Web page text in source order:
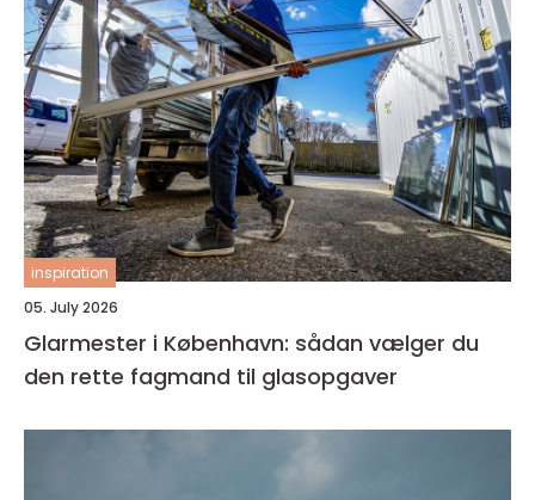
inspiration
05. July 2026
Glarmester i København: sådan vælger du
den rette fagmand til glasopgaver